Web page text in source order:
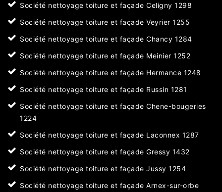
Société nettoyage toiture et façade Celigny 1298
Société nettoyage toiture et façade Veyrier 1255
Société nettoyage toiture et façade Chancy 1284
Société nettoyage toiture et façade Meinier 1252
Société nettoyage toiture et façade Hermance 1248
Société nettoyage toiture et façade Russin 1281
Société nettoyage toiture et façade Chene-bougeries
1224
Société nettoyage toiture et façade Laconnex 1287
Société nettoyage toiture et façade Gressy 1432
Société nettoyage toiture et façade Jussy 1254
Société nettoyage toiture et façade Arnex-sur-orbe